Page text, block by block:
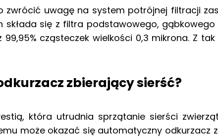
uwagę na system potrójnej filtracji
składa się z filtra podstawowego,
99,95% cząsteczek wielkości 0,3 mikrona. Z
zbierający sierść?
która utrudnia sprzątanie sierści
może okazać się automatyczny odkurzacz